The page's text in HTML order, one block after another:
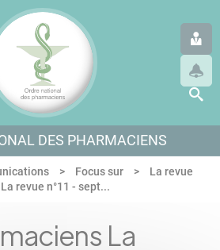
DES PHARMACIENS
Focus sur
La revue
revue n°11 - sept...
La
cookies